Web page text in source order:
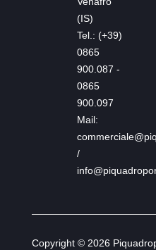
(IS)
Tel.: (+39)
0865
900.087 -
0865
900.097
Mail:
/
Copyright © 2026